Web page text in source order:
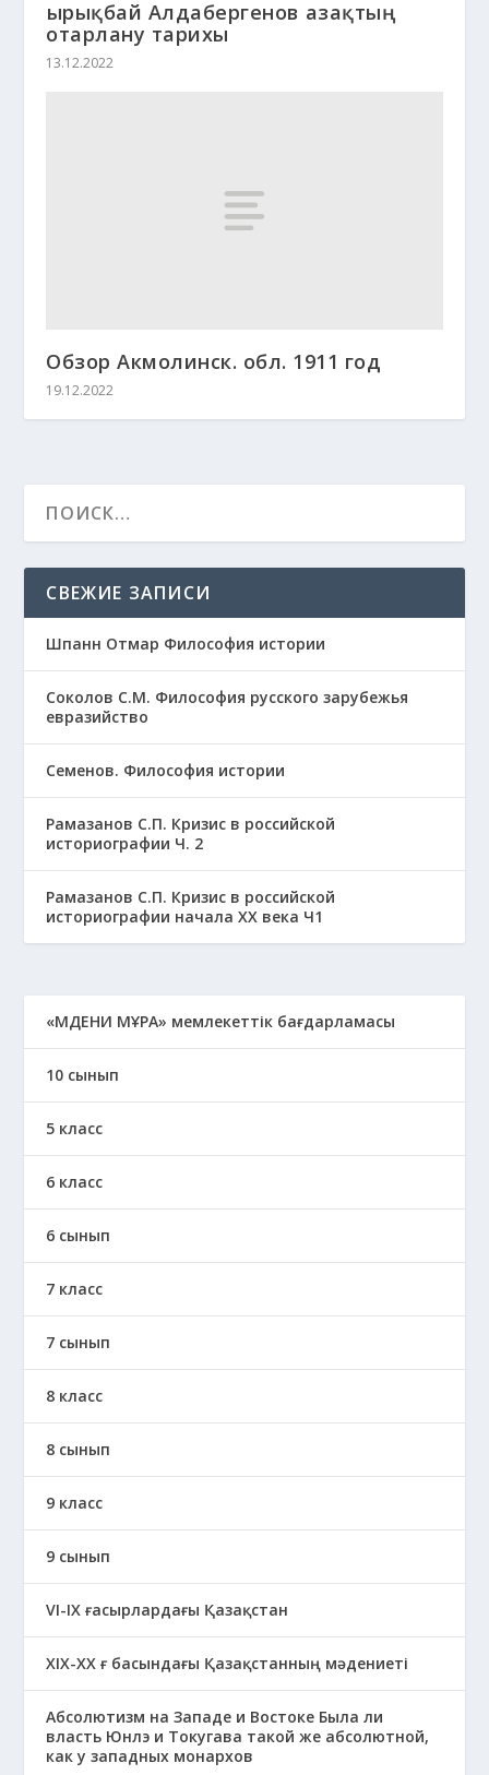
Қырықбай Алдабергенов Қазақтың
отарлану тарихы
13.12.2022
Обзор Акмолинск. обл. 1911 год
19.12.2022
СВЕЖИЕ ЗАПИСИ
Шпанн Отмар Философия истории
Соколов С.М. Философия русского зарубежья
евразийство
Семенов. Философия истории
Рамазанов С.П. Кризис в российской
историографии Ч. 2
Рамазанов С.П. Кризис в российской
историографии начала ХХ века Ч1
«МӘДЕНИ МҰРА» мемлекеттік бағдарламасы
10 сынып
5 класс
6 класс
6 сынып
7 класс
7 сынып
8 класс
8 сынып
9 класс
9 сынып
VI-IX ғасырлардағы Қазақстан
XIХ-XX ғ басындағы Қазақстанның мәдениеті
Абсолютизм на Западе и Востоке Была ли
власть Юнлэ и Токугава такой же абсолютной,
как у западных монархов